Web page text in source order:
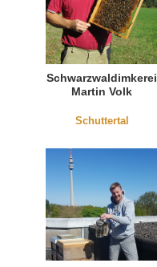
Schwarzwaldimkerei
Martin Volk
Schuttertal